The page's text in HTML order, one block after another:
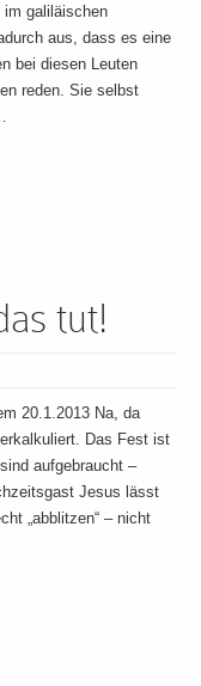
im galiläischen
aus, dass es eine
bei diesen Leuten
reden. Sie selbst
tut!
20.1.2013 Na, da
Das Fest ist
aufgebraucht –
Jesus lässt
„abblitzen“ – nicht